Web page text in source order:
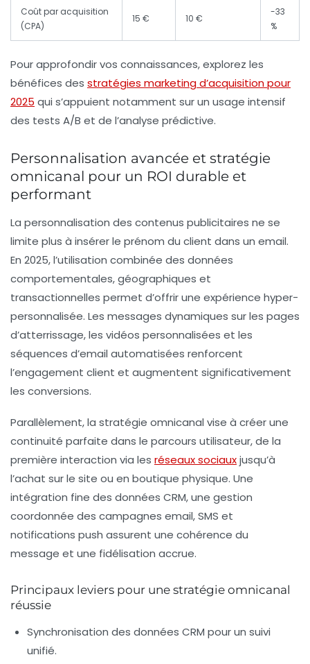
Coût par acquisition
(CPA)
15 € 10 €
-33
%
Pour approfondir vos connaissances, explorez les
bénéfices des stratégies marketing d’acquisition pour
2025 qui s’appuient notamment sur un usage intensif
des tests A/B et de l’analyse prédictive.
Personnalisation avancée et stratégie
omnicanal pour un ROI durable et
performant
La personnalisation des contenus publicitaires ne se
limite plus à insérer le prénom du client dans un email.
En 2025, l’utilisation combinée des données
comportementales, géographiques et
transactionnelles permet d’offrir une expérience hyper-
personnalisée. Les messages dynamiques sur les pages
d’atterrissage, les vidéos personnalisées et les
séquences d’email automatisées renforcent
l’engagement client et augmentent significativement
les conversions.
Parallèlement, la stratégie omnicanal vise à créer une
continuité parfaite dans le parcours utilisateur, de la
première interaction via les réseaux sociauxjusqu’à
l’achat sur le site ou en boutique physique. Une
intégration fine des données CRM, une gestion
coordonnée des campagnes email, SMS et
notifications push assurent une cohérence du
message et une fidélisation accrue.
Principaux leviers pour une stratégie omnicanal
réussie
Synchronisation des données CRM pour un suivi
unifié.